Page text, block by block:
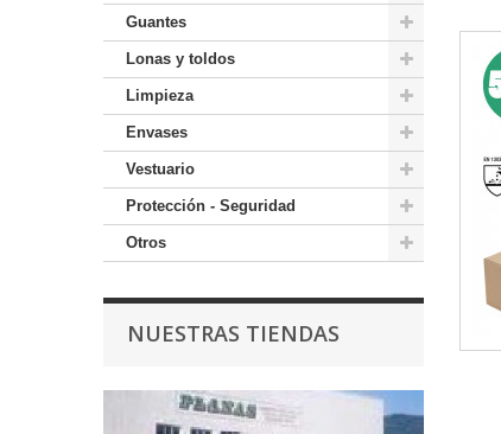
Guantes
Lonas y toldos
Limpieza
Envases
Vestuario
Protección - Seguridad
Otros
NUESTRAS TIENDAS